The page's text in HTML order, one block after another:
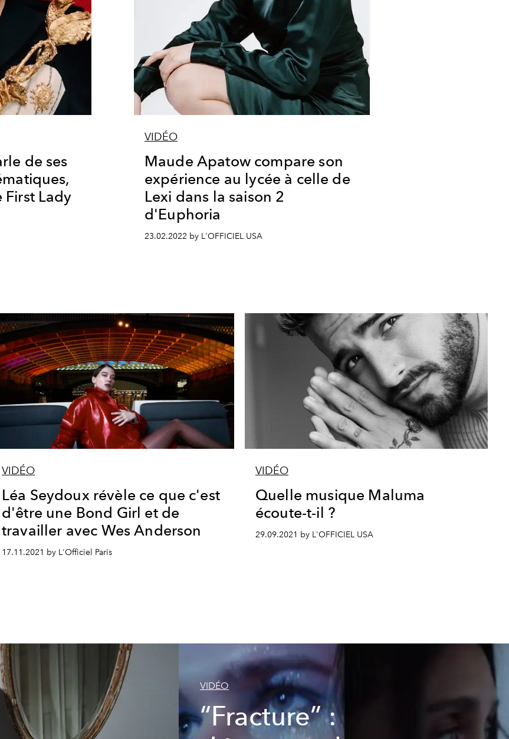
de ses
First Lady
VIDÉO
Maude Apatow compare son
expérience au lycée à celle de
Lexi dans la saison 2
d'Euphoria
23.02.2022 by L'OFFICIEL USA
VIDÉO
Léa Seydoux révèle ce que c'est
d'être une Bond Girl et de
travailler avec Wes Anderson
17.11.2021 by L'Officiel Paris
VIDÉO
Quelle musique Maluma
écoute-t-il ?
29.09.2021 by L'OFFICIEL USA
VIDÉO
“Fracture” :